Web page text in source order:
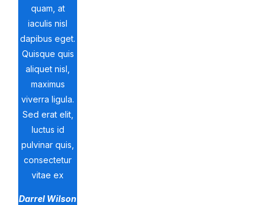
quam, at
iaculis nisl
dapibus eget.
Quisque quis
aliquet nisl,
maximus
viverra ligula.
Sed erat elit,
luctus id
pulvinar quis,
consectetur
vitae ex
Darrel Wilson